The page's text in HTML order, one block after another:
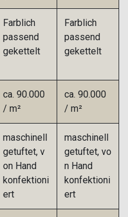
Farblich
passend
gekettelt
Farblich
passend
gekettelt
ca. 90.000
/ m²
ca. 90.000
/ m²
maschinell
getuftet, v
on Hand
konfektioni
ert
maschinell
getuftet, vo
n Hand
konfektioni
ert